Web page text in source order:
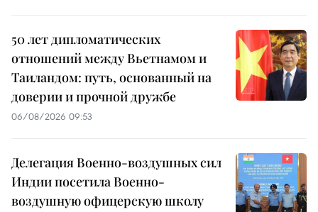
50 лет дипломатических
отношений между Вьетнамом и
Таиландом: путь, основанный на
доверии и прочной дружбе
06/08/2026 09:53
Делегация Военно-воздушных сил
Индии посетила Военно-
воздушную офицерскую школу